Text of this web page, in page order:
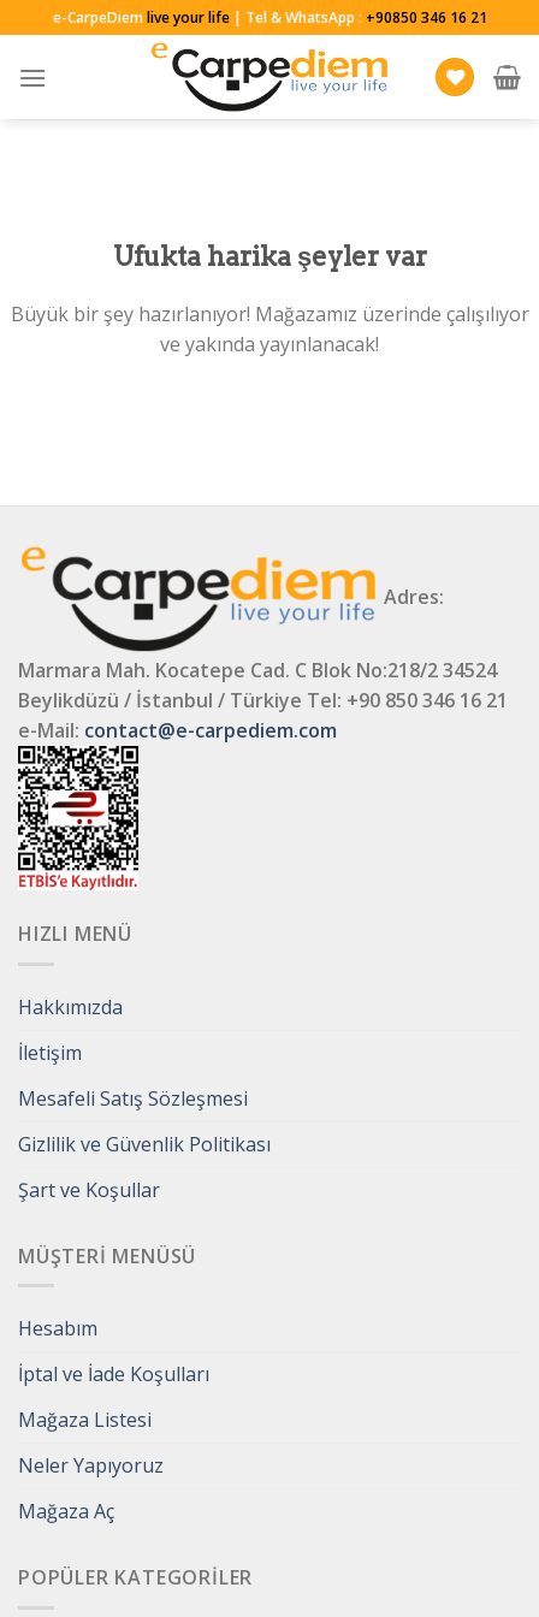
to
content
e-CarpeDiemlive your life| Tel & WhatsApp : +90850 346 16 21
Ufukta harika şeyler var
Büyük bir şey hazırlanıyor! Mağazamız üzerinde çalışılıyor
ve yakında yayınlanacak!
Adres:
Marmara Mah. Kocatepe Cad. C Blok No:218/2 34524
Beylikdüzü / İstanbul / Türkiye Tel: +90 850 346 16 21
e-Mail: contact@e-carpediem.com
HIZLI MENÜ
Hakkımızda
İletişim
Mesafeli Satış Sözleşmesi
Gizlilik ve Güvenlik Politikası
Şart ve Koşullar
MÜŞTERI MENÜSÜ
Hesabım
İptal ve İade Koşulları
Mağaza Listesi
Neler Yapıyoruz
Mağaza Aç
POPÜLER KATEGORILER